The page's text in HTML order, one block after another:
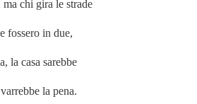
ma chi gira le strade
fossero in due,
la casa sarebbe
la pena.